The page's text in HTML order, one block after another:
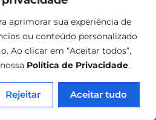
aprimorar sua experiência de
ou conteúdo personalizado
Ao clicar em “Aceitar todos”,
Política de Privacidade.
Rejeitar Aceitar tudo
Core é um programa
criado para ajudar você a
de recomposição
menos tentativa e
A proposta integra
centrais: movimento,
o programa